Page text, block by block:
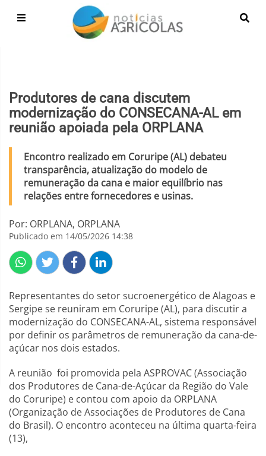
Produtores de cana discutem
modernização do CONSECANA-AL em
reunião apoiada pela ORPLANA
Encontro realizado em Coruripe (AL) debateu
transparência, atualização do modelo de
remuneração da cana e maior equilíbrio nas
relações entre fornecedores e usinas.
Por: ORPLANA, ORPLANA
Publicado em 14/05/2026 14:38
Representantes do setor sucroenergético de Alagoas e
Sergipe se reuniram em Coruripe (AL), para discutir a
modernização do CONSECANA-AL, sistema responsável
por definir os parâmetros de remuneração da cana-de-
açúcar nos dois estados.
A reunião foi promovida pela ASPROVAC (Associação
dos Produtores de Cana-de-Açúcar da Região do Vale
do Coruripe) e contou com apoio da ORPLANA
(Organização de Associações de Produtores de Cana
do Brasil). O encontro aconteceu na última quarta-feira
(13),